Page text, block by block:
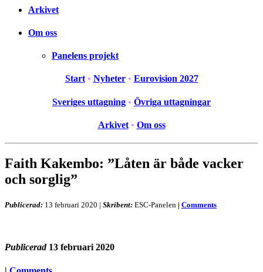
Arkivet
Om oss
Panelens projekt
Start • Nyheter • Eurovision 2027
Sveriges uttagning • Övriga uttagningar
Arkivet • Om oss
Faith Kakembo: ”Låten är både vacker
och sorglig”
Publicerad: 13 februari 2020 | Skribent: ESC-Panelen | Comments
Publicerad 13 februari 2020